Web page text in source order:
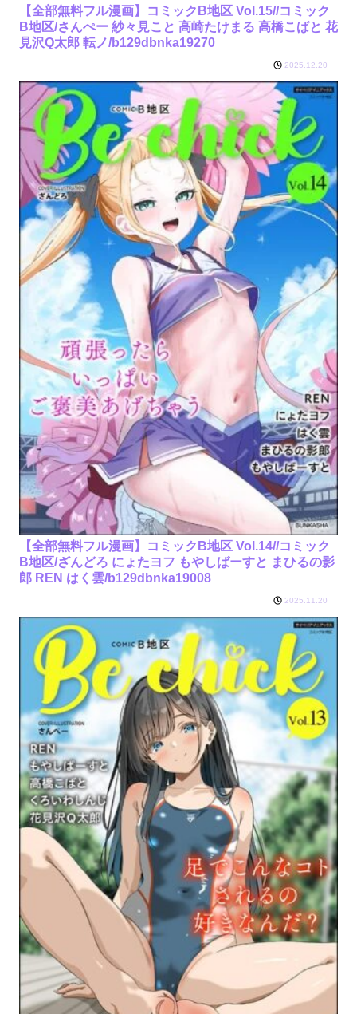
【全部無料フル漫画】コミックB地区 Vol.15//コミック
B地区/さんぺー 紗々見こと 高崎たけまる 高橋こばと 花
見沢Q太郎 転ノ/b129dbnka19270
2025.12.20
【全部無料フル漫画】コミックB地区 Vol.14//コミック
B地区/ざんどろ にょたヨフ もやしばーすと まひるの影
郎 REN はく雲/b129dbnka19008
2025.11.20